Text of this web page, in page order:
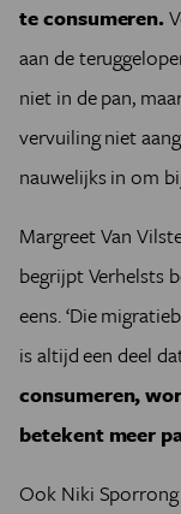
te consumeren.
aan de
niet in de pan,
vervuiling niet
nauwelijks in om
Margreet Van
begrijpt Verhelsts
eens. ‘Die
is altijd een deel
consumeren,
betekent meer
Ook Niki